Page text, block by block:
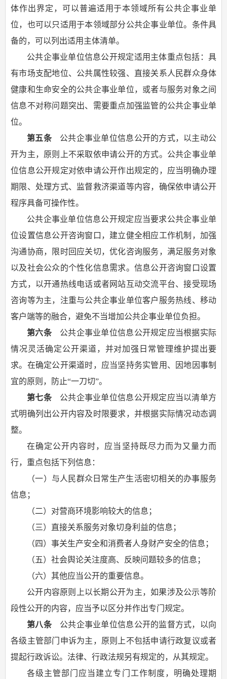
体作出界定，可以普遍适用于本领域所有公共企事业单
位，也可以只适用于本领域部分公共企事业单位。条件具
备的，可以列出适用主体清单。
公共企事业单位信息公开规定适用主体重点包括：具
有市场支配地位、公共属性较强、直接关系人民群众身体
健康和生命安全的公共企事业单位，或者与服务对象之间
信息不对称问题突出、需要重点加强监管的公共企事业单
位。
第五条公共企事业单位信息公开的方式，以主动公
开为主，原则上不采取依申请公开的方式。公共企事业单
位信息公开规定对依申请公开作出规定的，应当明确办理
期限、处理方式、监督救济渠道等内容，确保依申请公开
程序具备可操作性。
公共企事业单位信息公开规定应当要求公共企事业单
位设置信息公开咨询窗口，建立健全相应工作机制，加强
沟通协商，限时回应关切，优化咨询服务，满足服务对象
以及社会公众的个性化信息需求。信息公开咨询窗口设置
方式，以开通热线电话或者网站互动交流平台、接受现场
咨询等为主，注重与公共企事业单位客户服务热线、移动
客户端等的融合，避免不当增加公共企事业单位负担。
第六条公共企事业单位信息公开规定应当根据实际
情况灵活确定公开渠道，并对加强日常管理维护提出要
求。在确定公开渠道时，应当坚持务实管用、因地因事制
宜的原则，防止“一刀切”。
第七条公共企事业单位信息公开规定应当以清单方
式明确列出公开内容及时限要求，并根据实际情况动态调
整。
在确定公开内容时，应当坚持既尽力而为又量力而
行，重点包括下列信息：
（一）与人民群众日常生产生活密切相关的办事服务
信息；
（二）对营商环境影响较大的信息；
（三）直接关系服务对象切身利益的信息；
（四）事关生产安全和消费者人身财产安全的信息；
（五）社会舆论关注度高、反映问题较多的信息；
（六）其他应当公开的重要信息。
公开内容原则上以长期公开为主，如果涉及公示等阶
段性公开的内容，应当予以区分并作出专门规定。
第八条公共企事业单位信息公开的监督方式，以向
各级主管部门申诉为主，原则上不包括申请行政复议或者
提起行政诉讼。法律、行政法规另有规定的，从其规定。
各级主管部门应当建立专门工作制度，明确处理期